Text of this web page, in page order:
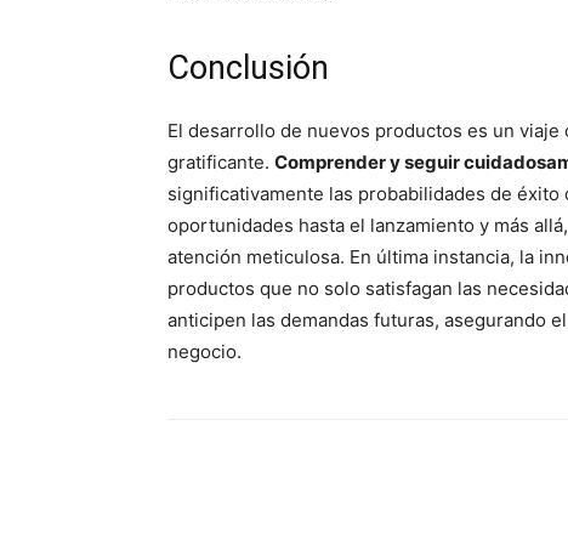
Conclusión
El desarrollo de nuevos productos es un
gratificante. Comprender y seguir
significativamente las probabilidades de
oportunidades hasta el lanzamiento y más
atención meticulosa. En última instancia, la
productos que no solo satisfagan las
anticipen las demandas futuras, asegurando
negocio.